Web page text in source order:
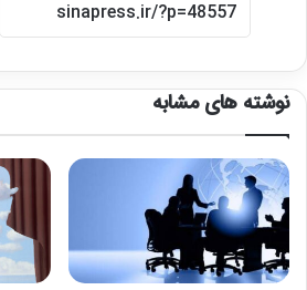
نوشته های مشابه